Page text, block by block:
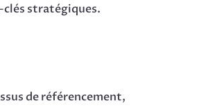
stratégiques.
de référencement,